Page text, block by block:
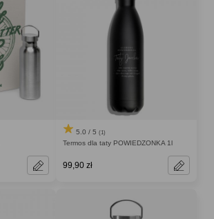
5.0 / 5 (1)
Termos dla taty POWIEDZONKA 1l
99,90 zł